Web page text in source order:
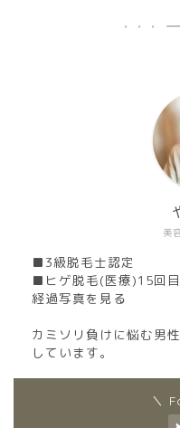
美
■3級脱毛士認定
■ヒゲ脱毛(医療)15回目
経過写真を見る
カミソリ負けに悩む男
しています。
＼